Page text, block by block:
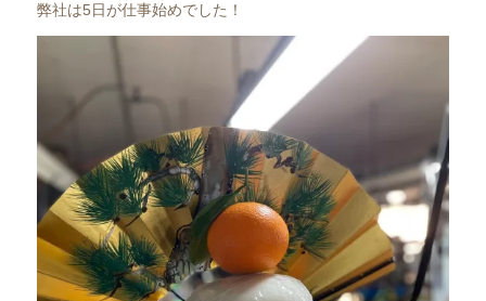
弊社は5日が仕事始めでした！